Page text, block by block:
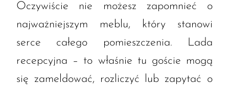
Oczywiście nie możesz zapomnieć o
najważniejszym meblu, który stanowi
serce całego pomieszczenia. Lada
recepcyjna – to właśnie tu goście mogą
się zameldować, rozliczyć lub zapytać o